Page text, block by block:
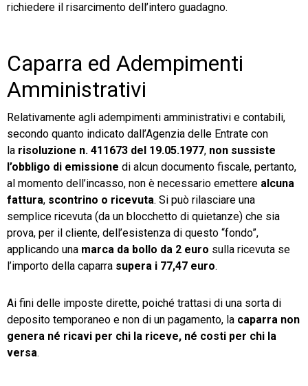
richiedere il risarcimento dell’intero guadagno.
Caparra ed Adempimenti
Amministrativi
Relativamente agli adempimenti amministrativi e contabili,
secondo quanto indicato dall’Agenzia delle Entrate con
la risoluzione n. 411673 del 19.05.1977, non sussiste
l’obbligo di emissione di alcun documento fiscale, pertanto,
al momento dell’incasso, non è necessario emettere alcuna
fattura, scontrino o ricevuta. Si può rilasciare una
semplice ricevuta (da un blocchetto di quietanze) che sia
prova, per il cliente, dell’esistenza di questo “fondo”,
applicando una marca da bollo da 2 euro sulla ricevuta se
l’importo della caparra supera i 77,47 euro.
Ai fini delle imposte dirette, poiché trattasi di una sorta di
deposito temporaneo e non di un pagamento, la caparra non
genera né ricavi per chi la riceve, né costi per chi la
versa.